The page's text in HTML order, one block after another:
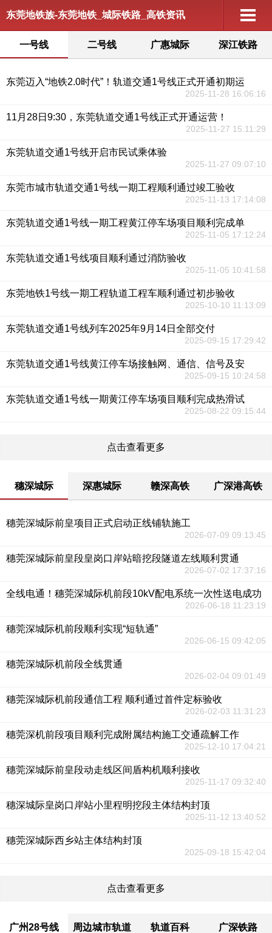
东莞地铁族-东莞地铁_城际铁路_高铁资讯
一号线 二号线 广惠城际 深江铁路
东莞迈入“地铁2.0时代”！轨道交通1号线正式开通初期运
2025-11-28 16:06:16
11月28日9:30，东莞轨道交通1号线正式开通运营！
2025-11-27 15:11:29
东莞轨道交通1号线开启市民试乘体验
2025-11-27 09:07:10
东莞市城市轨道交通1号线一期工程顺利通过竣工验收
2025-11-13 17:14:08
东莞轨道交通1号线一期工程黄江停车场项目顺利完成单
2025-11-05 17:12:24
东莞轨道交通1号线项目顺利通过消防验收
2025-11-05 10:41:58
东莞地铁1号线一期工程轨道工程车顺利通过初步验收
2025-10-10 11:13:09
东莞轨道交通1号线列车2025年9月14日全部交付
2025-09-15 17:29:42
东莞轨道交通1号线黄江停车场接触网、通信、信号及安
2025-09-15 10:24:58
东莞轨道交通1号线一期黄江停车场项目顺利完成热滑试
2025-08-22 09:15:44
点击查看更多
穗深城际 深惠城际 赣深高铁 广深港高铁
穗莞深城际前皇项目正式启动正线铺轨施工
2026-07-09 09:13:45
穗莞深城际前皇段皇岗口岸站暗挖段隧道左线顺利贯通
2026-07-02 17:37:16
全线电通！穗莞深城际机前段10kV配电系统一次性送电成功
2026-06-18 11:23:19
穗莞深城际机前段顺利实现“短轨通”
2026-06-15 09:42:05
穗莞深城际机前段全线贯通
2026-02-04 09:01:49
穗莞深城际机前段通信工程 顺利通过首件定标验收
2026-02-03 11:31:23
穗莞深机前段项目顺利完成附属结构施工交通疏解工作
2025-12-10 17:04:21
穗莞深城际前皇段动走线区间盾构机顺利接收
2025-11-17 09:32:40
穗深城际皇岗口岸站小里程明挖段主体结构封顶
2025-11-12 13:40:52
穗莞深城际西乡站主体结构封顶
2025-09-18 15:42:04
点击查看更多
广州28号线 周边城市轨道 轨道百科 广深铁路